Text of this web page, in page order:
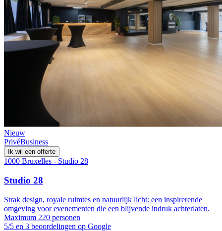
Nieuw
PrivéBusiness
Ik wil een offerte
1000 Bruxelles - Studio 28
Studio 28
Strak design, royale ruimtes en natuurlijk licht: een inspirerende
omgeving voor evenementen die een blijvende indruk achterlaten.
Maximum 220 personen
5/5 en 3 beoordelingen op Google